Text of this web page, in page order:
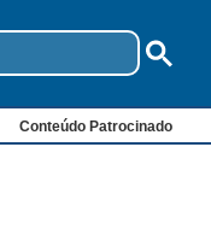
Conteúdo Patrocinado